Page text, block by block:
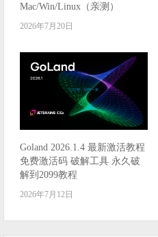
Mac/Win/Linux（亲测）
2026年7月20日
Goland 2026.1.4 最新激活教程
免费激活码 破解工具 永久破
解到2099教程
2026年7月12日